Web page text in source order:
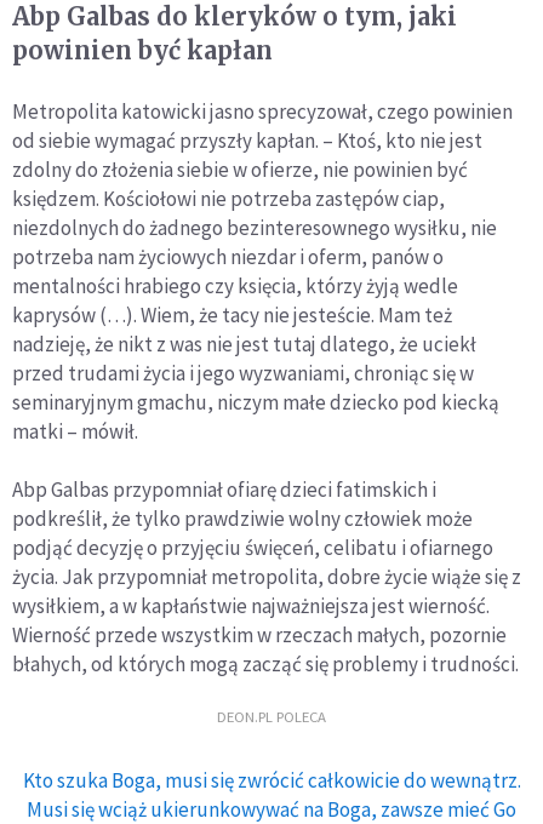
Abp Galbas do kleryków o tym, jaki
powinien być kapłan
Metropolita katowicki jasno sprecyzował, czego powinien
od siebie wymagać przyszły kapłan. – Ktoś, kto nie jest
zdolny do złożenia siebie w ofierze, nie powinien być
księdzem. Kościołowi nie potrzeba zastępów ciap,
niezdolnych do żadnego bezinteresownego wysiłku, nie
potrzeba nam życiowych niezdar i oferm, panów o
mentalności hrabiego czy księcia, którzy żyją wedle
kaprysów (…). Wiem, że tacy nie jesteście. Mam też
nadzieję, że nikt z was nie jest tutaj dlatego, że uciekł
przed trudami życia i jego wyzwaniami, chroniąc się w
seminaryjnym gmachu, niczym małe dziecko pod kiecką
matki – mówił.
Abp Galbas przypomniał ofiarę dzieci fatimskich i
podkreślił, że tylko prawdziwie wolny człowiek może
podjąć decyzję o przyjęciu święceń, celibatu i ofiarnego
życia. Jak przypomniał metropolita, dobre życie wiąże się z
wysiłkiem, a w kapłaństwie najważniejsza jest wierność.
Wierność przede wszystkim w rzeczach małych, pozornie
błahych, od których mogą zacząć się problemy i trudności.
DEON.PL POLECA
Kto szuka Boga, musi się zwrócić całkowicie do wewnątrz.
Musi się wciąż ukierunkowywać na Boga, zawsze mieć Go